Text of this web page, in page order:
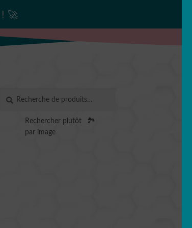
! 🚀
pour :
RECHERCHE
Rechercher plutôt
par image
🏞️